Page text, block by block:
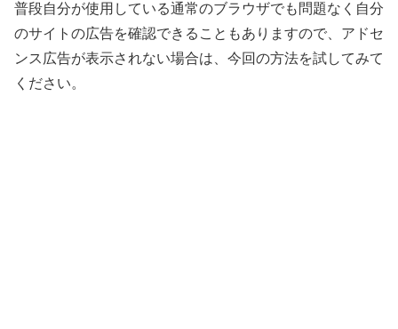
普段自分が使用している通常のブラウザでも問題なく自分
のサイトの広告を確認できることもありますので、アドセ
ンス広告が表示されない場合は、今回の方法を試してみて
ください。